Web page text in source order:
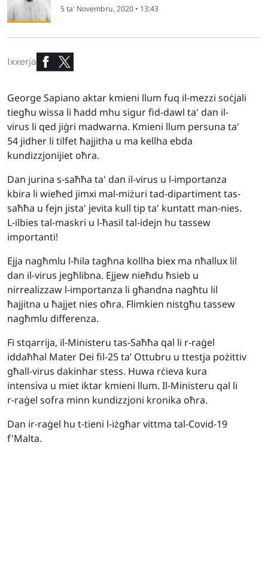
5 ta' Novembru, 2020 • 13:43
Ixxerja
George Sapiano aktar kmieni llum fuq il-mezzi soċjali
tiegħu wissa li ħadd mhu sigur fid-dawl ta' dan il-
virus li qed jiġri madwarna. Kmieni llum persuna ta'
54 jidher li tilfet ħajjitha u ma kellha ebda
kundizzjonijiet oħra.
Dan jurina s-saħħa ta' dan il-virus u l-importanza
kbira li wieħed jimxi mal-miżuri tad-dipartiment tas-
saħħa u fejn jista' jevita kull tip ta' kuntatt man-nies.
L-ilbies tal-maskri u l-ħasil tal-idejn hu tassew
importanti!
Ejja nagħmlu l-ħila tagħna kollha biex ma nħallux lil
dan il-virus jegħlibna. Ejjew nieħdu ħsieb u
nirrealizzaw l-importanza li għandna nagħtu lil
ħajjitna u ħajjet nies oħra. Flimkien nistgħu tassew
nagħmlu differenza.
Fi stqarrija, il-Ministeru tas-Saħħa qal li r-raġel
iddaħħal Mater Dei fil-25 ta’ Ottubru u ttestja pożittiv
għall-virus dakinhar stess. Huwa rċieva kura
intensiva u miet iktar kmieni llum. Il-Ministeru qal li
r-raġel sofra minn kundizzjoni kronika oħra.
Dan ir-raġel hu t-tieni l-iżgħar vittma tal-Covid-19
f'Malta.